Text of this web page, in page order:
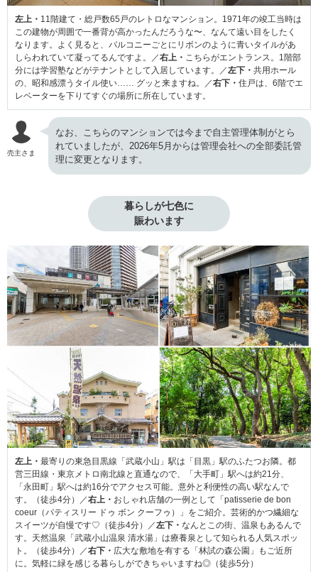
左上・ 11階建て・総戸数65戸のレトロなマンション。1971年の竣工当時は
この建物が周囲で一番背が高かったんだろうな〜、なんて遠い目をしたく
なります。よく見ると、バルコニーごとにリボンのように青いタイルがあ
しらわれていて凝ってるんですよ。／右上・ こちらがエントランス。1階部
分には学習塾などがテナントとして入居しています。／左下・ 共用ホール
の、昭和感漂うタイル使い…… グッと来ますね。／右下・ 住戸は、6階でエ
レベーターを下りてすぐの場所に所在しています。
売主さま
なお、こちらのマンションでは今まで自主管理体制がとら
れていましたが、2026年5月からは管理会社への全部委託管
理に変更となります。
暮らしが七色に
賑わいます
左上・ 最寄りの東急目黒線「武蔵小山」駅は「目黒」駅のふたつお隣。都
営三田線・東京メトロ南北線と直通なので、「大手町」駅へは約21分、
「永田町」駅へは約16分でアクセス可能。意外と利便性の高い駅なんで
す。（徒歩4分）／右上・ おしゃれ店舗の一例として「patisserie de bon
coeur（パティスリー ドゥ ボン クーフゥ）」をご紹介。芸術的かつ繊細な
スイーツが自慢です♡（徒歩4分）／左下・ なんとこの街、温泉もあるんで
す。天然温泉「武蔵小山温泉 清水湯」は療養泉として知られる人気スポッ
ト。（徒歩4分）／右下・ 広大な敷地を有する「林試の森公園」もご近所
に。気軽に緑を感じる暮らしができちゃいますね◎（徒歩5分）